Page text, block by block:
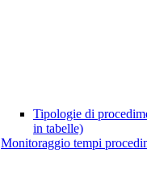
Tipologie di
in tabelle)
Monitoraggio tempi